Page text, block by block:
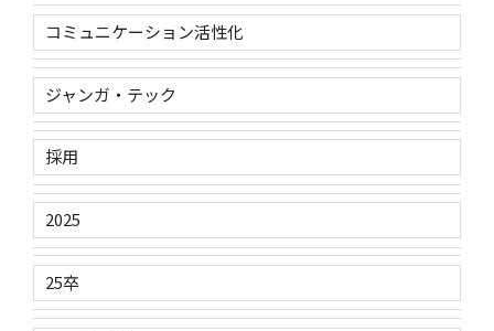
コミュニケーション活性化
ジャンガ・テック
採用
2025
25卒